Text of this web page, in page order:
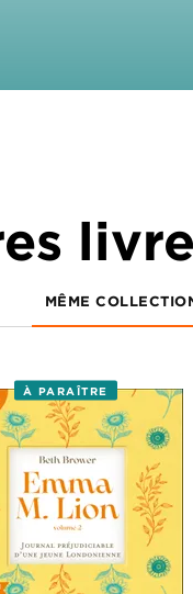
MÊME
À PARAÎTRE